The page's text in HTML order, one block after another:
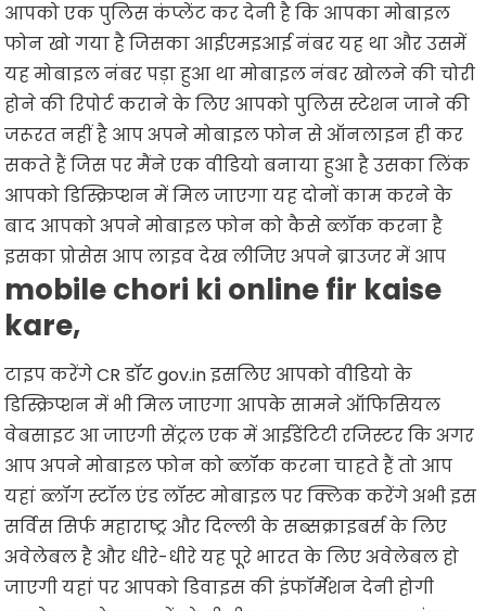
आपको एक पुलिस कंप्लेंट कर देनी है कि आपका मोबाइल
फोन खो गया है जिसका आईएमइआई नंबर यह था और उसमें
यह मोबाइल नंबर पड़ा हुआ था मोबाइल नंबर खोलने की चोरी
होने की रिपोर्ट कराने के लिए आपको पुलिस स्टेशन जाने की
जरूरत नहीं है आप अपने मोबाइल फोन से ऑनलाइन ही कर
सकते हैं जिस पर मैंने एक वीडियो बनाया हुआ है उसका लिंक
आपको डिस्क्रिप्शन में मिल जाएगा यह दोनों काम करने के
बाद आपको अपने मोबाइल फोन को कैसे ब्लॉक करना है
इसका प्रोसेस आप लाइव देख लीजिए अपने ब्राउजर में आप
mobile chori ki online fir kaise
kare,
टाइप करेंगे CR डॉट gov.in इसलिए आपको वीडियो के
डिस्क्रिप्शन में भी मिल जाएगा आपके सामने ऑफिसियल
वेबसाइट आ जाएगी सेंट्रल एक में आईडेंटिटी रजिस्टर कि अगर
आप अपने मोबाइल फोन को ब्लॉक करना चाहते हैं तो आप
यहां ब्लॉग स्टॉल एंड लॉस्ट मोबाइल पर क्लिक करेंगे अभी इस
सर्विस सिर्फ महाराष्ट्र और दिल्ली के सब्सक्राइबर्स के लिए
अवेलेबल है और धीरे-धीरे यह पूरे भारत के लिए अवेलेबल हो
जाएगी यहां पर आपको डिवाइस की इंफॉर्मेशन देनी होगी